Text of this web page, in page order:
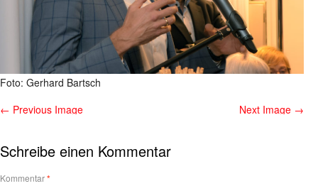
Foto: Gerhard Bartsch
← Previous Image
Next Image →
Schreibe einen Kommentar
Kommentar*